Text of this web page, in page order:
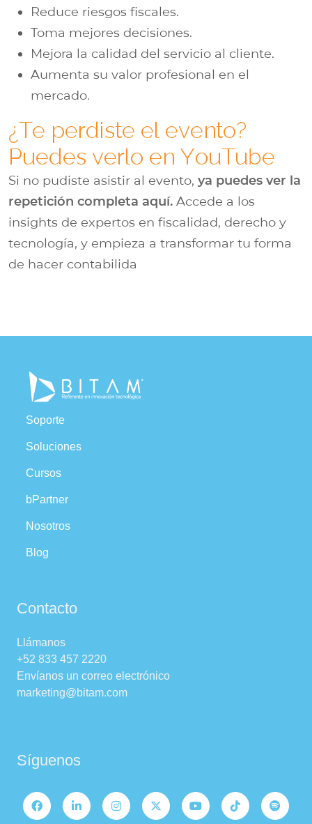
Reduce riesgos fiscales.
Toma mejores decisiones.
Mejora la calidad del servicio al cliente.
Aumenta su valor profesional en el
mercado.
¿Te perdiste el evento?
Puedes verlo en YouTube
Si no pudiste asistir al evento, ya puedes ver la
repetición completa aquí. Accede a los
insights de expertos en fiscalidad, derecho y
tecnología, y empieza a transformar tu forma
de hacer contabilida
Soporte
Soluciones
Cursos
bPartner
Nosotros
Blog
Contacto
Llámanos
+52 833 457 2220
Envíanos un correo electrónico
marketing@bitam.com
Síguenos